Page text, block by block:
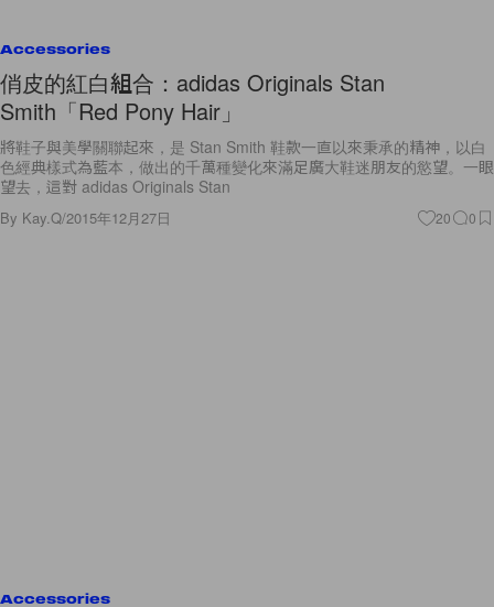
Accessories
俏皮的紅白組合：adidas Originals Stan
Smith「Red Pony Hair」
將鞋子與美學關聯起來，是 Stan Smith 鞋款一直以來秉承的精神，以白
色經典樣式為藍本，做出的千萬種變化來滿足廣大鞋迷朋友的慾望。一眼
望去，這對 adidas Originals Stan
By Kay.Q/2015年12月27日 20 0
Accessories